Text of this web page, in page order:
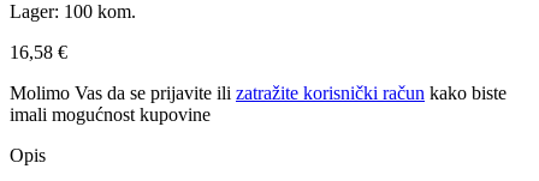
Lager: 100 kom.
16,58 €
Molimo Vas da se prijavite ili zatražite korisnički račun kako biste
imali mogućnost kupovine
Opis